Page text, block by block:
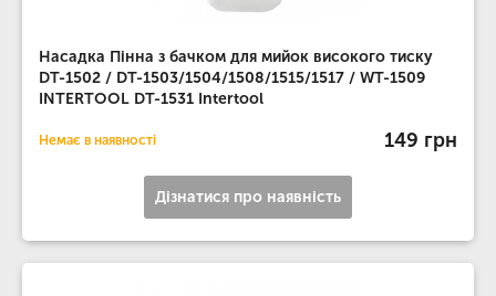
Насадка Пінна з бачком для мийок високого тиску
DT-1502 / DT-1503/1504/1508/1515/1517 / WT-1509
INTERTOOL DT-1531 Intertool
Немає в наявності 149 грн
Дізнатися про наявність